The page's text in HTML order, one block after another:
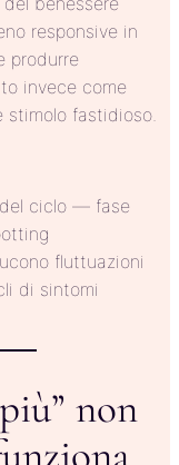
responsive in
produrre
invece come
stimolo fastidioso.
ciclo — fase
fluttuazioni
di sintomi
non